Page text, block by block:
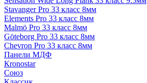
Stavanger Pro 33 класс 8мм
Elements Pro 33 класс 8мм
Malmö Pro 33 класс 8мм
Göteborg Pro 33 класс 8мм
Chevron Pro 33 класс 8мм
Панели МДФ
Кronostar
Союз